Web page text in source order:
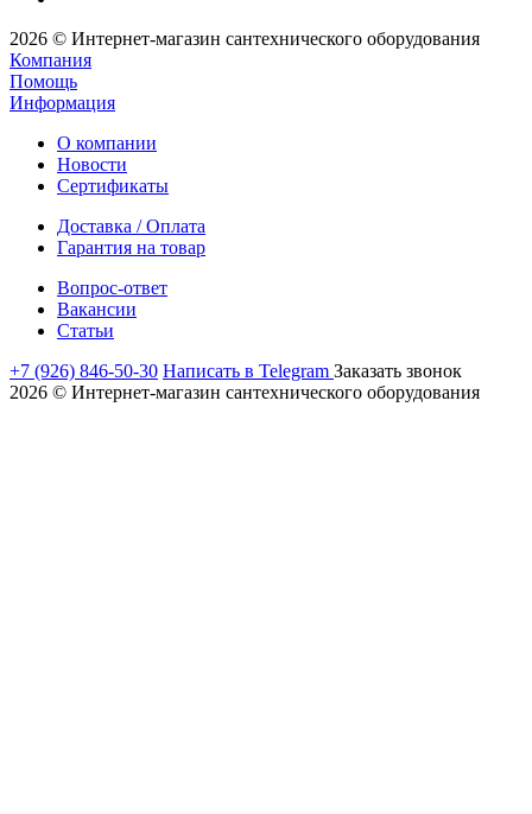
2026 © Интернет-магазин сантехнического оборудования
Компания
Помощь
Информация
О компании
Новости
Сертификаты
Доставка / Оплата
Гарантия на товар
Вопрос-ответ
Вакансии
Статьи
+7 (926) 846-50-30 Написать в Telegram Заказать звонок
2026 © Интернет-магазин сантехнического оборудования